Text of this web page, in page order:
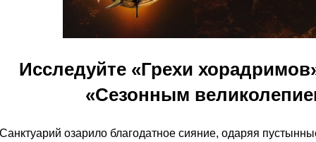
Исследуйте «Грехи
«Сезонным
Санктуарий озарило благодатное сияние, одаряя